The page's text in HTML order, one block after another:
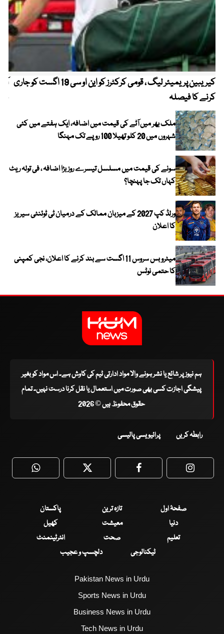
کیریبین پریمیئر لیگ ، قومی کرکٹرز کو این او سی 19 اگست کو جاری
کرنے کا فیصلہ
ملک بھر میں آٹے کی قیمت میں اضافہ، ایک ہفتے میں کئی
شہروں میں 20 کلو تھیلا 100 روپے تک مہنگا
سونے کی قیمت میں مسلسل تیسرے روز بڑا اضافہ ، فی تولہ ریٹ
کہاں تک جا پہنچا؟
ورلڈ کپ 2027 کے میزبان ممالک کے درمیان ٹی ٹوئنٹی سیریز
کا اعلان
میٹرو بس سروس 11 اگست سے بند کرنے کا اعلان، نجی کمپنی
کا حتمی نوٹس
ہم نیوز پر شائع یا نشر ہونے والا مواد ادارتی ٹیم کی کاوش ہے۔ اس مواد کو بغیر
پیشگی اجازت کسی بھی صورت میں استعمال یا نقل کرنا درست نہیں۔ تمام
حقوق محفوظ ہیں © 2026
رابطہ کریں پرائیویسی پالیسی
WhatsApp Twitter Facebook
صفحۂ اول تازہ ترین
پاکستان
دنیا
معیشت
کھیل
تعلیم
صحت
انٹرٹینمنٹ
ٹیکنالوجی
دلچسپ و عجیب
Pakistan News in Urdu
Sports News in Urdu
Business News in Urdu
Tech News in Urdu